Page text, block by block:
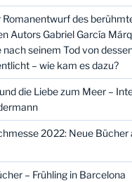
des
Autors Gabriel García
nach seinem Tod von
– wie kam es dazu?
die Liebe zum Meer –
2022: Neue Bücher
– Frühling in Barcelona